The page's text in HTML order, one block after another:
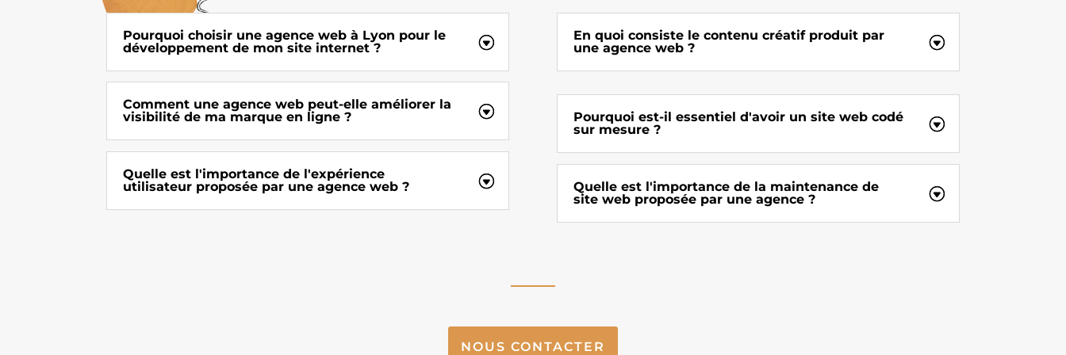
Pourquoi choisir une agence web à Lyon pour le
développement de mon site internet ?
Comment une agence web peut-elle améliorer la
visibilité de ma marque en ligne ?
Quelle est l'importance de l'expérience
utilisateur proposée par une agence web ?
En quoi consiste le contenu créatif produit par
une agence web ?
Pourquoi est-il essentiel d'avoir un site web codé
sur mesure ?
Quelle est l'importance de la maintenance de
site web proposée par une agence ?
NOUS CONTACTER